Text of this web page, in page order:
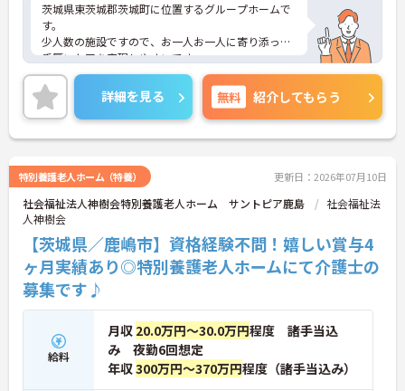
茨城県東茨城郡茨城町に位置するグループホームで
す。
少人数の施設ですので、お一人お一人に寄り添った
手厚いケアを実現しやすいです。
ご興味ある方には、面接対策ポイントなど、さらに
詳細をお話しいたしますのでお気軽にご相談くださ
い！
詳細を見る 無料 紹介してもらう
特別養護老人ホーム（特養） 更新日：2026年07月10日
社会福祉法人神樹会特別養護老人ホーム サントピア鹿島
社会福祉法
人神樹会
【茨城県／鹿嶋市】資格経験不問！嬉しい賞与4
ヶ月実績あり◎特別養護老人ホームにて介護士の
募集です♪
給料
月収 20.0万円～30.0万円程度 諸手当込
み 夜勤6回想定
年収300万円～370万円程度（諸手当込み）